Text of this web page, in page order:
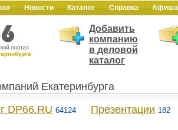
Новости Каталог Справка Афиша
Добавить
компанию
в деловой
каталог
Екатеринбурга
DP66.RU 64124 Презентации 182